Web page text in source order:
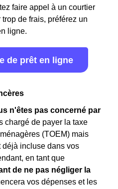
faire appel à un courtier
de frais, préférez un
ligne.
de prêt en ligne
n'êtes pas concerné par
chargé de payer la taxe
(TOEM) mais
incluse dans vos
en tant que
de ne pas négliger la
vos dépenses et les